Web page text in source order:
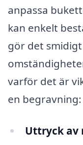
anpassa
kan enkelt
gör det
varför det är
en begravning:
Uttryck av